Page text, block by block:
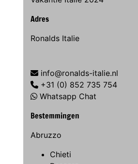
Adres
Ronalds Italie
info@ronalds-italie.nl
+31 (0) 852 735 754
Whatsapp Chat
Bestemmingen
Abruzzo
Chieti